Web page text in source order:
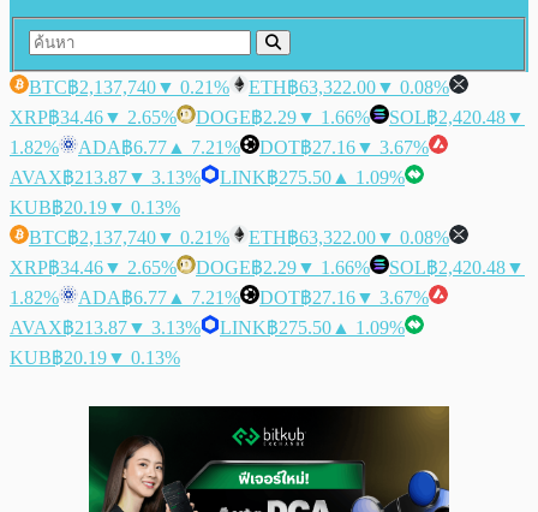
BTC฿2,137,740▼ 0.21% ETH฿63,322.00▼ 0.08%
XRP฿34.46▼ 2.65% DOGE฿2.29▼ 1.66% SOL฿2,420.48▼
1.82%
ADA฿6.77 ▲ 7.21% DOT฿27.16▼ 3.67%
AVAX฿213.87▼ 3.13% LINK฿275.50 ▲ 1.09%
KUB฿20.19▼ 0.13%
BTC฿2,137,740▼ 0.21% ETH฿63,322.00▼ 0.08%
XRP฿34.46▼ 2.65% DOGE฿2.29▼ 1.66% SOL฿2,420.48▼
1.82%
ADA฿6.77 ▲ 7.21% DOT฿27.16▼ 3.67%
AVAX฿213.87▼ 3.13% LINK฿275.50 ▲ 1.09%
KUB฿20.19▼ 0.13%